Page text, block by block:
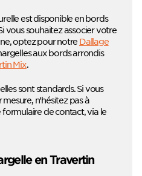
est disponible en bords
vous souhaitez associer votre
optez pour notre Dallage
aux bords arrondis
Mix.
sont standards. Si vous
n’hésitez pas à
de contact, via le
en Travertin